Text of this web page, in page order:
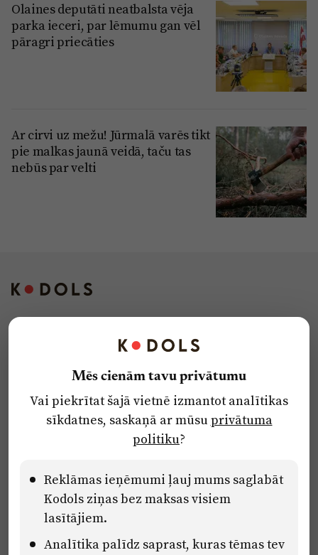
Olaines deputāti neatbalsta vēja
parka ieceri, par lēmumu gan vēl
pāragri priecāties
Ar cirvi uz mežu! Jūrmalā varēs tikt
pie malkas jaunā veidā, taču tas
nebūs par velti
Privātuma politika
Ētikas kodekss
Pārredzamības paziņojumi
Eiropas Savienības Atveseļošanas un noturības mehānisma plāna
2.2. reformu un investīciju virziena “Uzņēmumu digitālā
Mēs cienām tavu privātumu
Vai piekrītat šajā vietnē izmantot analītikas
sīkdatnes, saskaņā ar mūsuprivātuma
politiku?
Reklāmas ieņēmumi ļauj mums saglabāt
Kodols ziņas bez maksas visiem
lasītājiem.
Analītika palīdz saprast, kuras tēmas tev